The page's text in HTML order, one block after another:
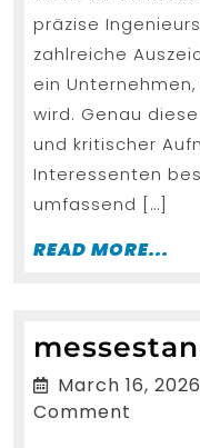
präzise
zahlreiche
ein
wird. Genau
und kritischer
Interessenten
umfassend […]
READ MORE...
March 16, 2026
Comment